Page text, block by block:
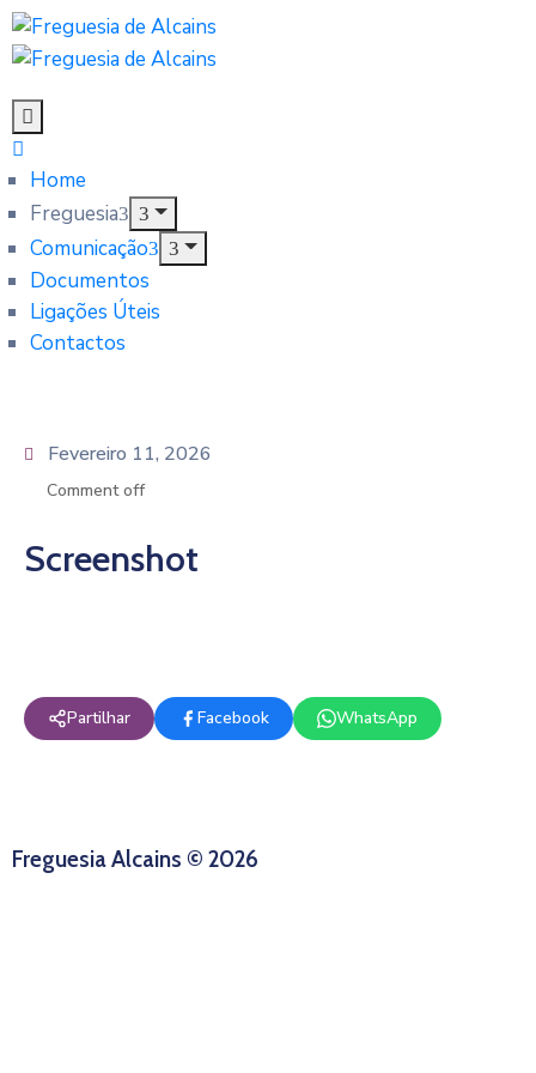
Home
Freguesia
Comunicação
Documentos
Ligações Úteis
Contactos
Fevereiro 11, 2026
Comment off
Screenshot
Partilhar Facebook WhatsApp
Freguesia Alcains © 2026